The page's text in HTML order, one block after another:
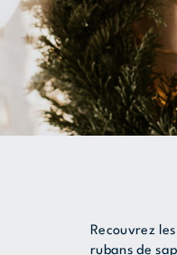
Recouvrez
rubans de